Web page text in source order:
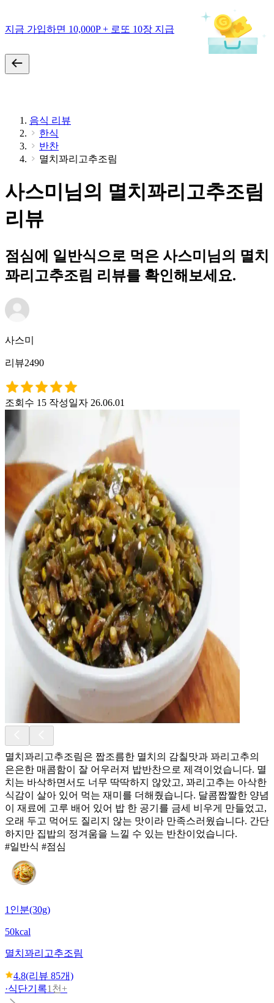
지금 가입하면 10,000P + 로또 10장 지급
음식 리뷰
한식
반찬
멸치꽈리고추조림
사스미님의 멸치꽈리고추조림
리뷰
점심에 일반식으로 먹은 사스미님의 멸치
꽈리고추조림 리뷰를 확인해보세요.
사스미
리뷰2490
조회수 15 작성일자 26.06.01
멸치꽈리고추조림은 짭조름한 멸치의 감칠맛과 꽈리고추의
은은한 매콤함이 잘 어우러져 밥반찬으로 제격이었습니다. 멸
치는 바삭하면서도 너무 딱딱하지 않았고, 꽈리고추는 아삭한
식감이 살아 있어 먹는 재미를 더해줬습니다. 달콤짭짤한 양념
이 재료에 고루 배어 있어 밥 한 공기를 금세 비우게 만들었고,
오래 두고 먹어도 질리지 않는 맛이라 만족스러웠습니다. 간단
하지만 집밥의 정겨움을 느낄 수 있는 반찬이었습니다.
#일반식 #점심
1인분(30g)
50kcal
멸치꽈리고추조림
4.8(리뷰 85개)
·식단기록1천+